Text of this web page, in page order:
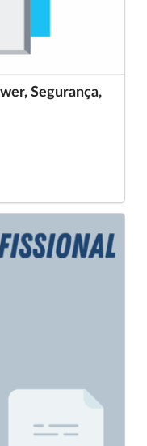
Segurança,